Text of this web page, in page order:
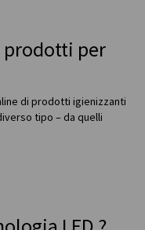
prodotti per
di prodotti igienizzanti
tipo – da quelli